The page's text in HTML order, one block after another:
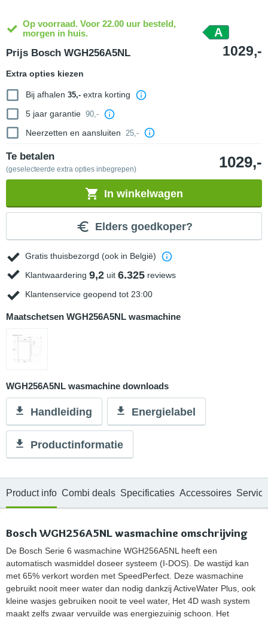
Op voorraad. Voor 22.00 uur besteld,
morgen in huis.
A
Prijs Bosch WGH256A5NL 1029,-
Extra opties kiezen
Bij afhalen 35,-extra korting
5 jaar garantie 90,-
Neerzetten en aansluiten 25,-
Te betalen
(geselecteerde extra opties inbegrepen) 1029,-
In winkelwagen
Elders goedkoper?
Gratis thuisbezorgd (ook in België)
Klantwaardering 9,2 uit 6.325 reviews
Klantenservice geopend tot 23:00
Maatschetsen WGH256A5NL wasmachine
WGH256A5NL wasmachine downloads
Handleiding Energielabel
Productinformatie
Product info Combi deals Specificaties Accessoires Service
Bosch WGH256A5NL wasmachine omschrijving
De Bosch Serie 6 wasmachine WGH256A5NL heeft een
automatisch wasmiddel doseer systeem (I-DOS). De wastijd kan
met 65% verkort worden met SpeedPerfect. Deze wasmachine
gebruikt nooit meer water dan nodig dankzij ActiveWater Plus, ook
kleine wasjes gebruiken nooit te veel water, Het 4D wash system
maakt zelfs zwaar vervuilde was energiezuinig schoon. Het